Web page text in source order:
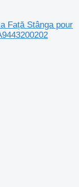
Față Stânga pour